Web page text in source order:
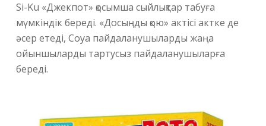
Si-Ku «Джекпот» қосымша сыйлықтар табуға
мүмкіндік береді. «Досыңды қою» актісі актке де
әсер етеді, Coya пайдаланушыларды жаңа
ойыншыларды тартусыз пайдаланушыларға
береді.